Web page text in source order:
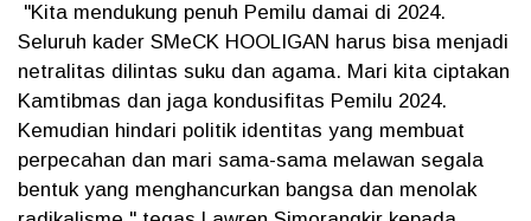
"Kita mendukung penuh Pemilu damai di 2024.
Seluruh kader SMeCK HOOLIGAN harus bisa menjadi
netralitas dilintas suku dan agama. Mari kita ciptakan
Kamtibmas dan jaga kondusifitas Pemilu 2024.
Kemudian hindari politik identitas yang membuat
perpecahan dan mari sama-sama melawan segala
bentuk yang menghancurkan bangsa dan menolak